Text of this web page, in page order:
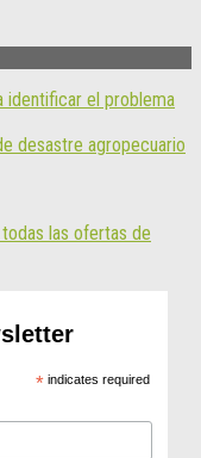
identificar el problema
desastre agropecuario
las ofertas de
*indicates required